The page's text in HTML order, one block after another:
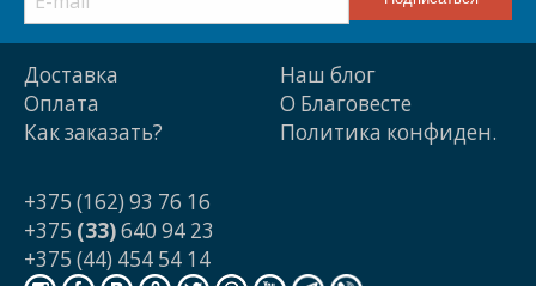
Доставка
Оплата
Как заказать?
Наш блог
О Благовесте
Политика конфиден.
+375 (162) 93 76 16
+375 (33)640 94 23
+375 (44) 454 54 14